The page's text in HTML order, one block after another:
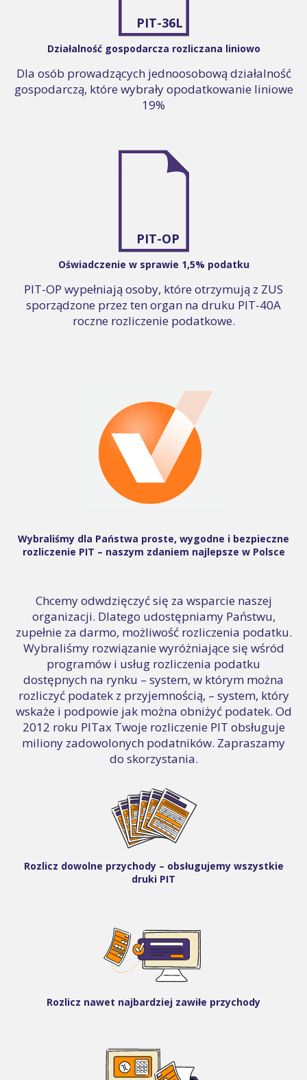
PIT-36L
Działalność gospodarcza rozliczana liniowo
Dla osób prowadzących jednoosobową działalność
gospodarczą, które wybrały opodatkowanie liniowe
19%
PIT-OP
Oświadczenie w sprawie 1,5% podatku
PIT-OP wypełniają osoby, które otrzymują z ZUS
sporządzone przez ten organ na druku PIT-40A
roczne rozliczenie podatkowe.
Wybraliśmy dla Państwa proste, wygodne i bezpieczne
rozliczenie PIT – naszym zdaniem najlepsze w Polsce
Chcemy odwdzięczyć się za wsparcie naszej
organizacji. Dlatego udostępniamy Państwu,
zupełnie za darmo, możliwość rozliczenia podatku.
Wybraliśmy rozwiązanie wyróżniające się wśród
programów i usług rozliczenia podatku
dostępnych na rynku – system, w którym można
rozliczyć podatek z przyjemnością, – system, który
wskaże i podpowie jak można obniżyć podatek. Od
2012 roku PITax Twoje rozliczenie PIT obsługuje
miliony zadowolonych podatników. Zapraszamy
do skorzystania.
Rozlicz dowolne przychody – obsługujemy wszystkie
druki PIT
Rozlicz nawet najbardziej zawiłe przychody